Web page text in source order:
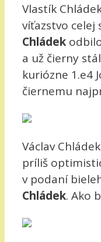
Vlastík
víťazstvo celej
Chládek
a už čierny
kuriózne 1.e4
čiernemu
Václav
príliš
v podaní
Chládek. Ako